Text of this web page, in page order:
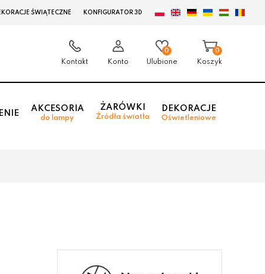
ŚWIĄTECZNE KONFIGURATOR 3D
Kontakt Konto
0
Ulubione
0
Koszyk
AKCESORIA
do lampy
ŻARÓWKI
Źródła światła
DEKORACJE
Oświetleniowe